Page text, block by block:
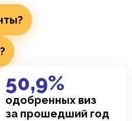
одобренных виз
за прошедший год
50,9%